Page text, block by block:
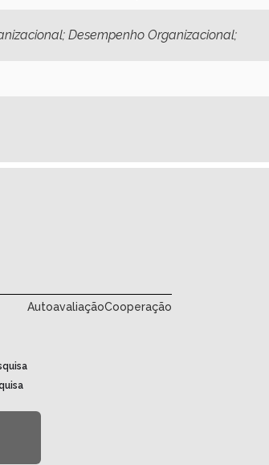
Desempenho Organizacional;
AutoavaliaçãoCooperação